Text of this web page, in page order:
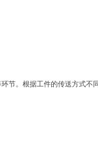
节。根据工件的传送方式不